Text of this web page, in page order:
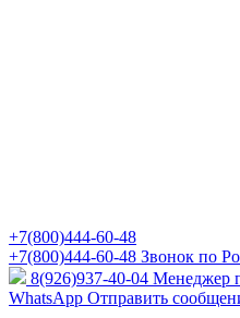
+7(800)444-60-48
+7(800)444-60-48 Звонок по
8(926)937-40-04 Менеджер
WhatsApp Отправить